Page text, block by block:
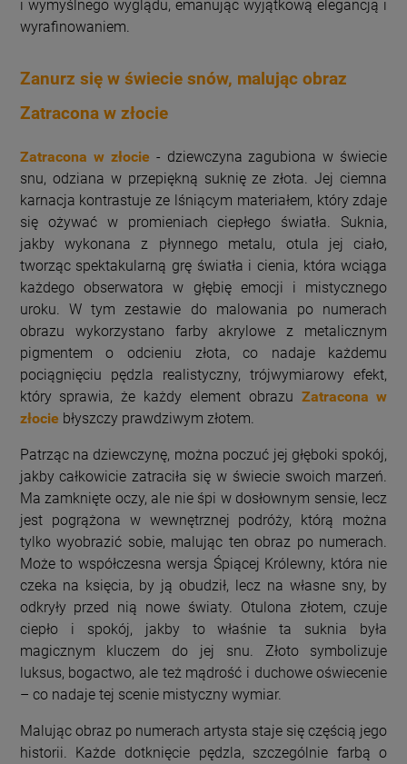
i wymyślnego wyglądu, emanując wyjątkową elegancją i
wyrafinowaniem.
Zanurz się w świecie snów, malując obraz
Zatracona w złocie
Zatracona w złocie - dziewczyna zagubiona w świecie
snu, odziana w przepiękną suknię ze złota. Jej ciemna
karnacja kontrastuje ze lśniącym materiałem, który zdaje
się ożywać w promieniach ciepłego światła. Suknia,
jakby wykonana z płynnego metalu, otula jej ciało,
tworząc spektakularną grę światła i cienia, która wciąga
każdego obserwatora w głębię emocji i mistycznego
uroku. W tym zestawie do malowania po numerach
obrazu wykorzystano farby akrylowe z metalicznym
pigmentem o odcieniu złota, co nadaje każdemu
pociągnięciu pędzla realistyczny, trójwymiarowy efekt,
który sprawia, że każdy element obrazu Zatracona w
złociebłyszczy prawdziwym złotem.
Patrząc na dziewczynę, można poczuć jej głęboki spokój,
jakby całkowicie zatraciła się w świecie swoich marzeń.
Ma zamknięte oczy, ale nie śpi w dosłownym sensie, lecz
jest pogrążona w wewnętrznej podróży, którą można
tylko wyobrazić sobie, malując ten obraz po numerach.
Może to współczesna wersja Śpiącej Królewny, która nie
czeka na księcia, by ją obudził, lecz na własne sny, by
odkryły przed nią nowe światy. Otulona złotem, czuje
ciepło i spokój, jakby to właśnie ta suknia była
magicznym kluczem do jej snu. Złoto symbolizuje
luksus, bogactwo, ale też mądrość i duchowe oświecenie
– co nadaje tej scenie mistyczny wymiar.
Malując obraz po numerach artysta staje się częścią jego
historii. Każde dotknięcie pędzla, szczególnie farbą o